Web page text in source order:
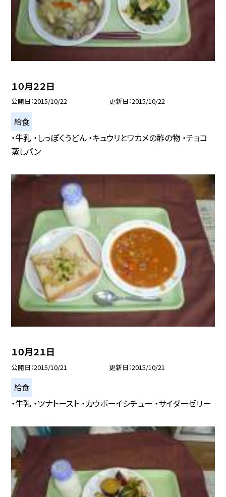
１０月２２日
公開日 2015/10/22 更新日 2015/10/22
給食
・牛乳 ・しっぽくうどん ・キュウリとワカメの酢の物 ・チョコ
蒸しパン
１０月２１日
公開日 2015/10/21 更新日 2015/10/21
給食
・牛乳 ・ツナトースト ・カウボーイシチュー ・サイダーゼリー